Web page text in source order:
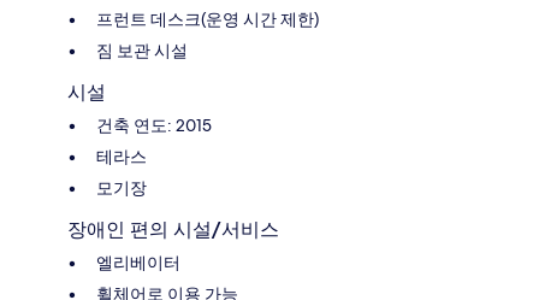
프런트 데스크(운영 시간 제한)
짐 보관 시설
시설
건축 연도: 2015
테라스
모기장
장애인 편의 시설/서비스
엘리베이터
휠체어로 이용 가능